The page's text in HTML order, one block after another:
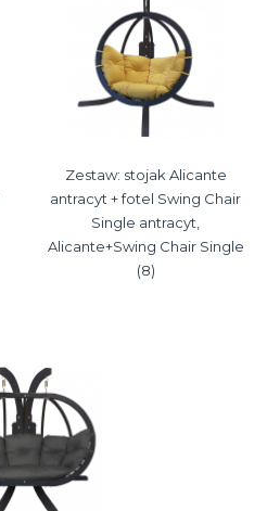
Zestaw: stojak Alicante
antracyt + fotel Swing Chair
Single antracyt,
Alicante+Swing Chair Single
(8)